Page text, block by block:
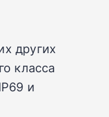
других
класса
и